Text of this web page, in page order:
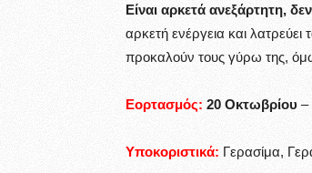
Είναι αρκετά ανεξάρτητη,
αρκετή ενέργεια και λατρεύει
προκαλούν τους γύρω της,
Εορτασμός: 20 Οκτωβρίου –
Υποκοριστικά: Γερασίμα,